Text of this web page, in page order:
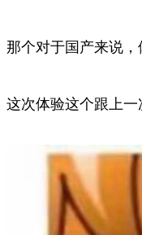
那个对于国产来说，
这次体验这个跟上